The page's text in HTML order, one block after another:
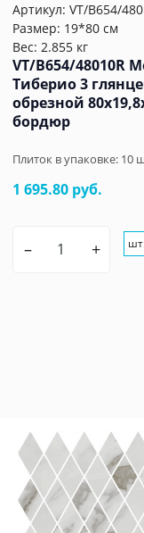
Артикул: VT/B654/
Размер: 19*80 см
Вес: 2.855 кг
VT/B654/48010R
Тиберио 3
обрезной
бордюр
Плиток в упаковке: 10
1 695.80 руб.
– +